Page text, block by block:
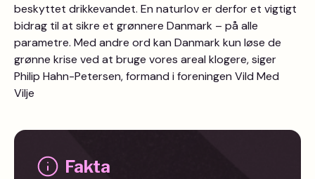
beskyttet drikkevandet. En naturlov er derfor et vigtigt
bidrag til at sikre et grønnere Danmark – på alle
parametre. Med andre ord kan Danmark kun løse de
grønne krise ved at bruge vores areal klogere, siger
Philip Hahn-Petersen, formand i foreningen Vild Med
Vilje
Fakta